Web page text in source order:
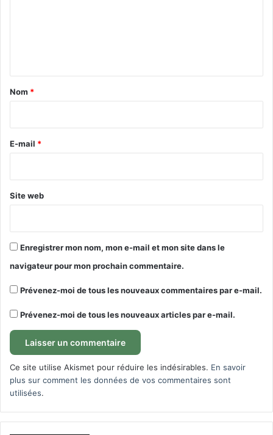
a
e
Nom *
E-mail *
Site web
Enregistrer mon nom, mon e-mail et mon site dans le
navigateur pour mon prochain commentaire.
Prévenez-moi de tous les nouveaux commentaires par e-mail.
Prévenez-moi de tous les nouveaux articles par e-mail.
Ce site utilise Akismet pour réduire les indésirables. En savoir
plus sur comment les données de vos commentaires sont
utilisées.